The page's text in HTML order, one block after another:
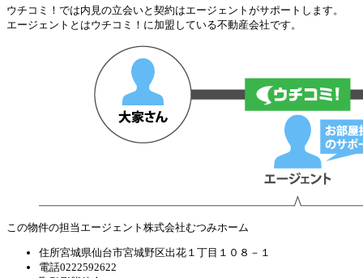
ウチコミ！では内見の立会いと契約はエージェントがサポートします。
エージェントとはウチコミ！に加盟している不動産会社です。
この物件の担当エージェント 株式会社むつみホーム
住所宮城県仙台市宮城野区出花１丁目１０８－１
電話0222592622